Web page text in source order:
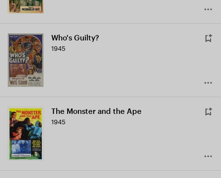
Who's Guilty?
1945
The Monster and the Ape
1945